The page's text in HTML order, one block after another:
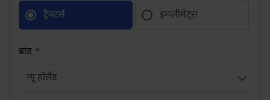
ट्रैक्टर्स इम्प्लीमेंट्स
ब्रांड *